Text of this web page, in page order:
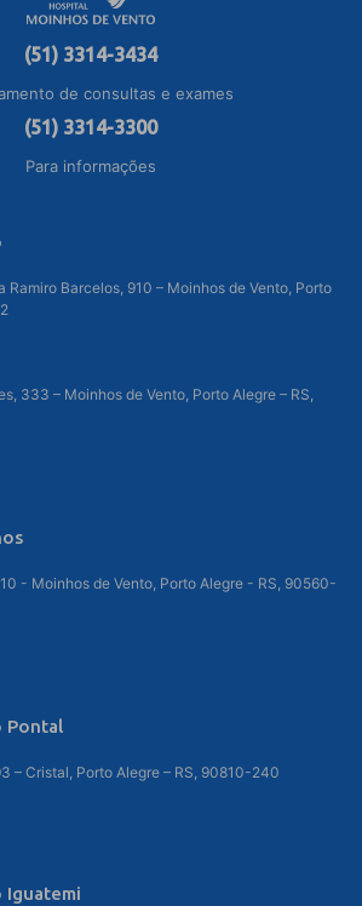
(51) 3314-3434
de consultas e exames
(51) 3314-3300
Para informações
Ramiro Barcelos, 910 – Moinhos de Vento, Porto
333 – Moinhos de Vento, Porto Alegre – RS,
- Moinhos de Vento, Porto Alegre - RS, 90560-
Pontal
– Cristal, Porto Alegre – RS, 90810-240
Iguatemi